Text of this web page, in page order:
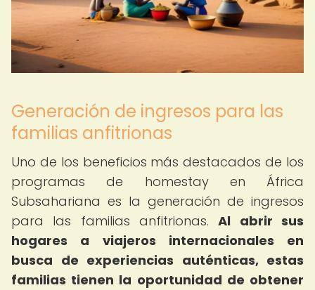
Generación de ingresos para las
familias anfitrionas
Uno de los beneficios más destacados de los
programas de homestay en África
Subsahariana es la generación de ingresos
para las familias anfitrionas.Al abrir sus
hogares a viajeros internacionales en
busca de experiencias auténticas, estas
familias tienen la oportunidad de obtener